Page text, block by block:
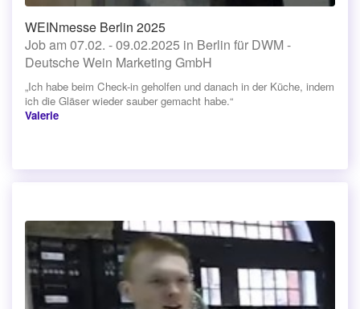
WEINmesse Berlin 2025
Job am 07.02. - 09.02.2025 in Berlin für DWM -
Deutsche Wein Marketing GmbH
„Ich habe beim Check-in geholfen und danach in der Küche, indem
ich die Gläser wieder sauber gemacht habe.“
Valerie